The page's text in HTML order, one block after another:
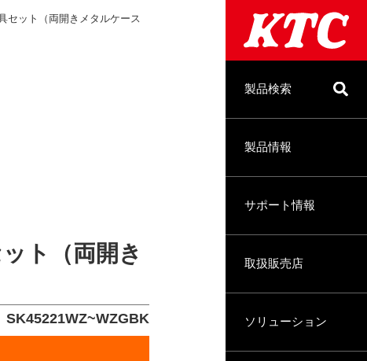
製品検索
製品情報
サポート情報
取扱販売店
ソリューション
セット（両開きメタルケース
ト（両開き
SK45221WZ~WZGBK